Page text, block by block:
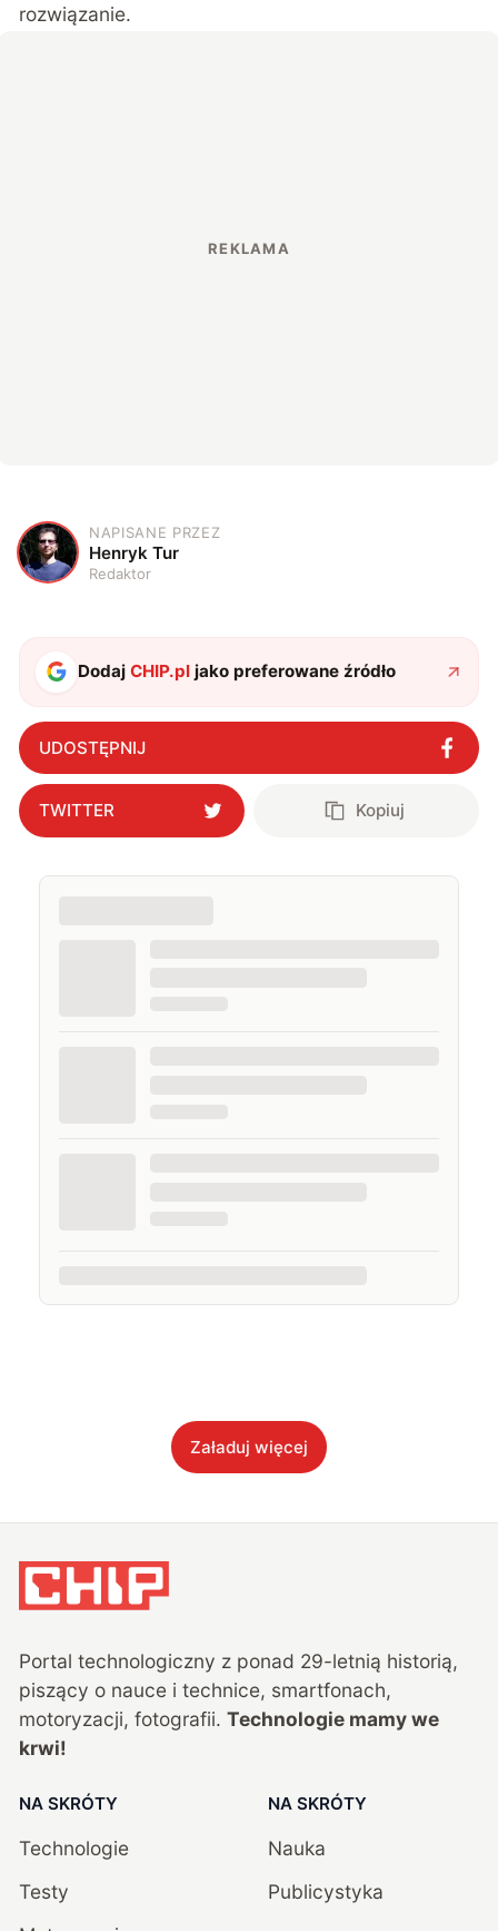
rozwiązanie.
H
NAPISANE PRZEZ
Henryk Tur
Redaktor
DodajCHIP.pl jako preferowane źródło
UDOSTĘPNIJ
TWITTER Kopiuj
Załaduj więcej
Portal technologiczny z ponad 29-letnią historią,
piszący o nauce i technice, smartfonach,
motoryzacji, fotografii. Technologie mamy we
krwi!
NA SKRÓTY
Technologie
Testy
NA SKRÓTY
Nauka
Publicystyka